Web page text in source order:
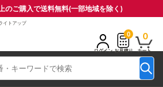
のご購入で送料無料(一部地域を除く)
イトアップ
ログイン
0
お見積り
0
カート